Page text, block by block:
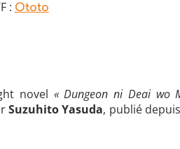
: Ototo
novel « Dungeon ni Deai wo
Suzuhito Yasuda, publié